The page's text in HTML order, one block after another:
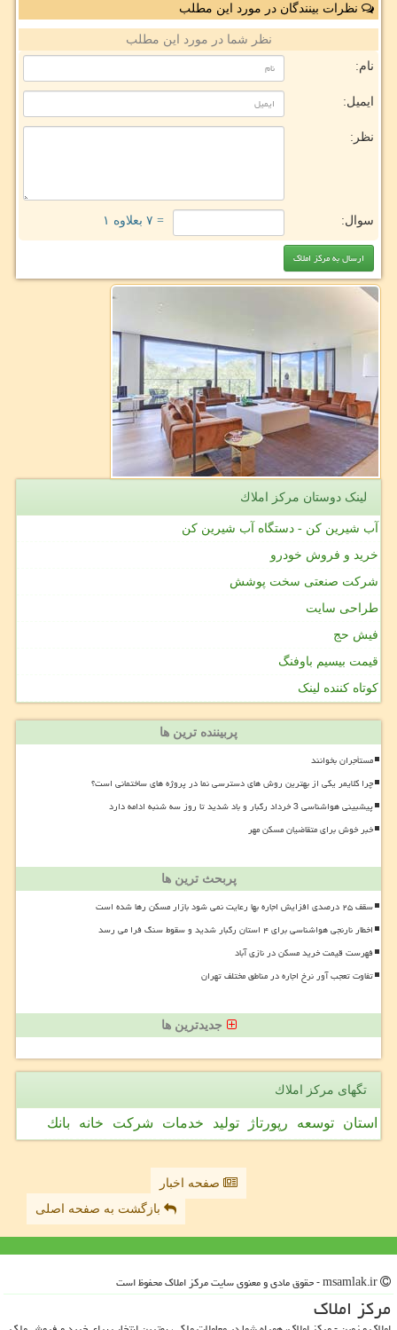
نظرات بینندگان در مورد این مطلب
نظر شما در مورد این مطلب
نام:
ایمیل:
نظر:
سوال: = ۷ بعلاوه ۱
لینک دوستان مركز املاك
آب شیرین کن - دستگاه آب شیرین کن
خرید و فروش خودرو
شرکت صنعتی سخت پوشش
طراحی سایت
فیش حج
قیمت بیسیم باوفنگ
کوتاه کننده لینک
پربیننده ترین ها
مستأجران بخوانند
چرا کلایمر یکی از بهترین روش های دسترسی نما در پروژه های ساختمانی است؟
پیشبینی هواشناسی 3 خرداد رگبار و باد شدید تا روز سه شنبه ادامه دارد
خبر خوش برای متقاضیان مسکن مهر
پربحث ترین ها
سقف ۲۵ درصدی افزایش اجاره بها رعایت نمی شود بازار مسکن رها شده است
اخطار نارنجی هواشناسی برای ۴ استان رگبار شدید و سقوط سنگ فرا می رسد
فهرست قیمت خرید مسکن در نازی آباد
تفاوت تعجب آور نرخ اجاره در مناطق مختلف تهران
جدیدترین ها
تگهای مركز املاك
استان توسعه رپورتاژ تولید خدمات شركت خانه بانك
صفحه اخبار
بازگشت به صفحه اصلی
مركز املاك